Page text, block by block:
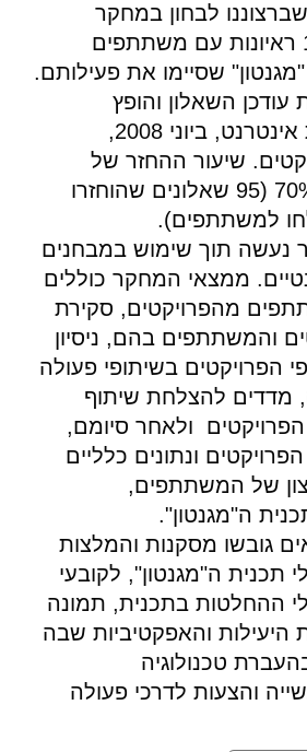
לבחון במחקר
הנוכחי, נערכו 12 ראיונות עם משתתפים
שסיימו את פעילותם.
עודכן השאלון והופץ
באמצעות תוכנת אינטרנט, ביוני 2008,
שיעור ההחזר של
השאלונים היה 70% (95 שאלונים שהוחזרו
נעשה תוך שימוש במבחנים
ממצאי המחקר כוללים
מהפרויקטים, סקירת
והמשתתפים בהם, ניסיון
הפרויקטים בשיתופי פעולה
מדדים להצלחת שיתוף
ולאחר סיומם,
ונתונים כלליים
של המשתתפים,
ה"מגנטון".
גובשו מסקנות והמלצות
תכנית ה"מגנטון", לקובעי
ההחלטות בתכנית, תמונה
היעילות והאפקטיביות שבה
טכנולוגיה
והצעות לדרכי פעולה